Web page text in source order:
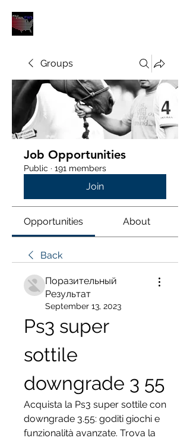
Groups
Job Opportunities
Public · 191 members
Join
Opportunities About
Back
Поразительный
Результат
September 13, 2023
Ps3 super
sottile
downgrade 3 55
Acquista la Ps3 super sottile con
downgrade 3.55: goditi giochi e
funzionalità avanzate. Trova la